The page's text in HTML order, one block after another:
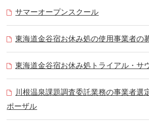
サマーオープンスクール
東海道金谷宿お休み処の使用事業者の
東海道金谷宿お休み処トライアル・サ
川根温泉課題調査委託業務の事業者選
ポーザル